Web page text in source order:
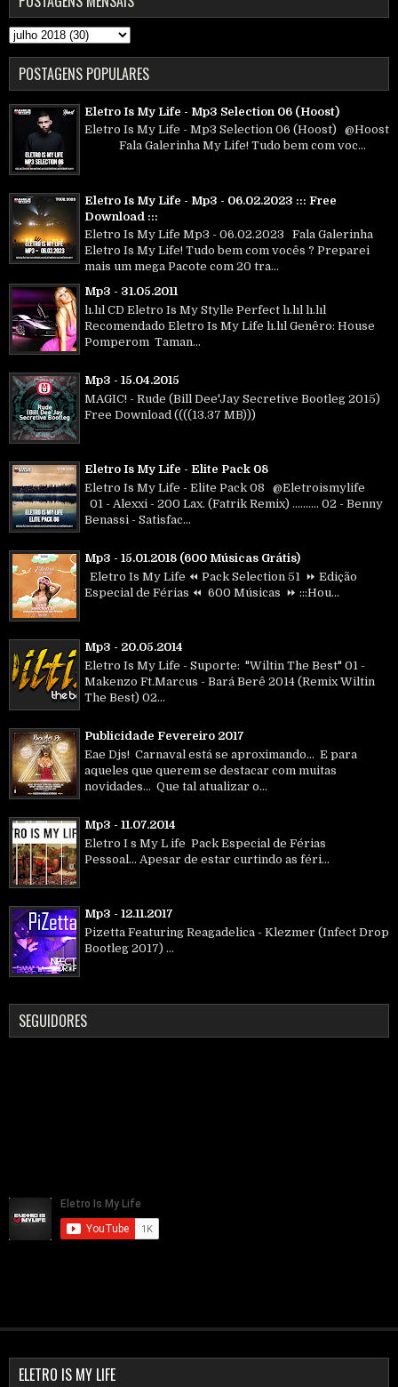
POSTAGENS POPULARES
Eletro Is My Life - Mp3 Selection 06 (Hoost)
Eletro Is My Life - Mp3 Selection 06 (Hoost) @Hoost
Fala Galerinha My Life! Tudo bem com voc...
Eletro Is My Life - Mp3 - 06.02.2023 ::: Free
Download :::
Eletro Is My Life Mp3 - 06.02.2023 Fala Galerinha
Eletro Is My Life! Tudo bem com vocês ? Preparei
mais um mega Pacote com 20 tra...
Mp3 - 31.05.2011
lı.lıl CD Eletro Is My Stylle Perfect lı.lıl lı.lıl
Recomendado Eletro Is My Life lı.lıl Genêro: House
Pomperom Taman...
Mp3 - 15.04.2015
MAGIC! - Rude (Bill Dee'Jay Secretive Bootleg 2015)
Free Download ((((13.37 MB)))
Eletro Is My Life - Elite Pack 08
Eletro Is My Life - Elite Pack 08 @Eletroismylife
01 - Alexxi - 200 Lax. (Fatrik Remix) .......... 02 - Benny
Benassi - Satisfac...
Mp3 - 15.01.2018 (600 Músicas Grátis)
Eletro Is My Life ⏪ Pack Selection 51 ⏩ Edição
Especial de Férias ⏪ 600 Músicas ⏩ :::Hou...
Mp3 - 20.05.2014
Eletro Is My Life - Suporte: "Wiltin The Best" 01 -
Makenzo Ft.Marcus - Bará Berê 2014 (Remix Wiltin
The Best) 02...
Publicidade Fevereiro 2017
Eae Djs! Carnaval está se aproximando... E para
aqueles que querem se destacar com muitas
novidades... Que tal atualizar o...
Mp3 - 11.07.2014
Eletro I s My L ife Pack Especial de Férias
Pessoal... Apesar de estar curtindo as féri...
Mp3 - 12.11.2017
Pizetta Featuring Reagadelica - Klezmer (Infect Drop
Bootleg 2017) ...
SEGUIDORES
ELETRO IS MY LIFE